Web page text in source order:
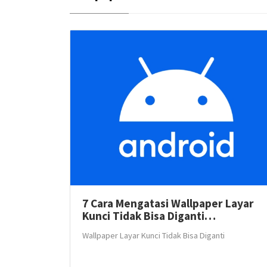
7 Cara Mengatasi Wallpaper Layar
Kunci Tidak Bisa Diganti…
Wallpaper Layar Kunci Tidak Bisa Diganti